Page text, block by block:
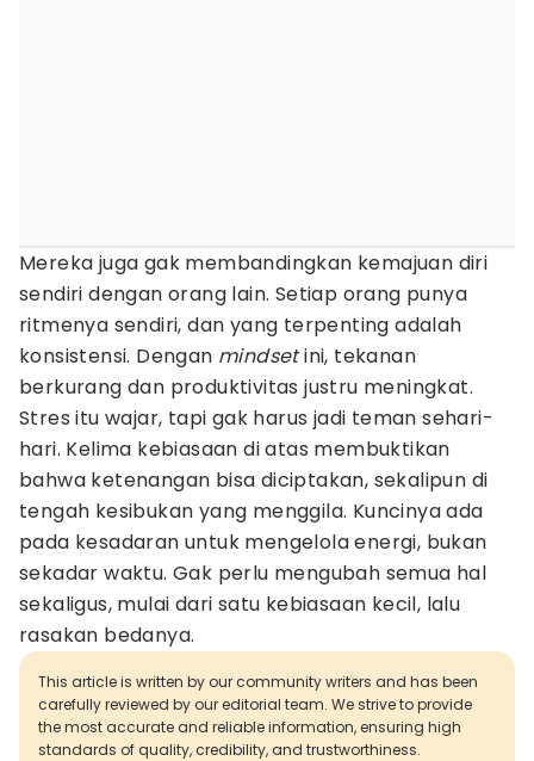
Mereka juga gak membandingkan kemajuan diri
sendiri dengan orang lain. Setiap orang punya
ritmenya sendiri, dan yang terpenting adalah
konsistensi. Dengan mindsetini, tekanan
berkurang dan produktivitas justru meningkat.
Stres itu wajar, tapi gak harus jadi teman sehari-
hari. Kelima kebiasaan di atas membuktikan
bahwa ketenangan bisa diciptakan, sekalipun di
tengah kesibukan yang menggila. Kuncinya ada
pada kesadaran untuk mengelola energi, bukan
sekadar waktu. Gak perlu mengubah semua hal
sekaligus, mulai dari satu kebiasaan kecil, lalu
rasakan bedanya.
This article is written by our community writers and has been
carefully reviewed by our editorial team. We strive to provide
the most accurate and reliable information, ensuring high
standards of quality, credibility, and trustworthiness.